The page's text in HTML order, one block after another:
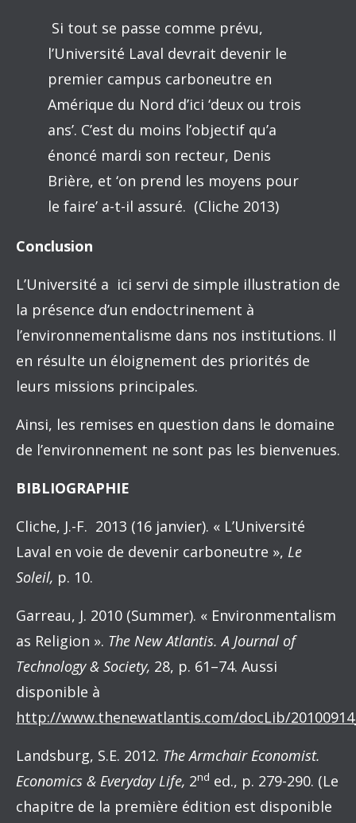
Si tout se passe comme prévu,
l’Université Laval devrait devenir le
premier campus carboneutre en
Amérique du Nord d’ici ‘deux ou trois
ans’. C’est du moins l’objectif qu’a
énoncé mardi son recteur, Denis
Brière, et ‘on prend les moyens pour
le faire’ a-t-il assuré. (Cliche 2013)
Conclusion
L’Université a ici servi de simple illustration de
la présence d’un endoctrinement à
l’environnementalisme dans nos institutions. Il
en résulte un éloignement des priorités de
leurs missions principales.
Ainsi, les remises en question dans le domaine
de l’environnement ne sont pas les bienvenues.
BIBLIOGRAPHIE
Cliche, J.-F. 2013 (16 janvier). « L’Université
Laval en voie de devenir carboneutre », Le
Soleil, p. 10.
Garreau, J. 2010 (Summer). « Environmentalism
as Religion ». The New Atlantis. A Journal of
Technology & Society, 28, p. 61–74. Aussi
disponible à
http://www.thenewatlantis.com/docLib/
Landsburg, S.E. 2012. The Armchair Economist.
Economics & Everyday Life, 2nd ed., p. 279-290. (Le
chapitre de la première édition est disponible